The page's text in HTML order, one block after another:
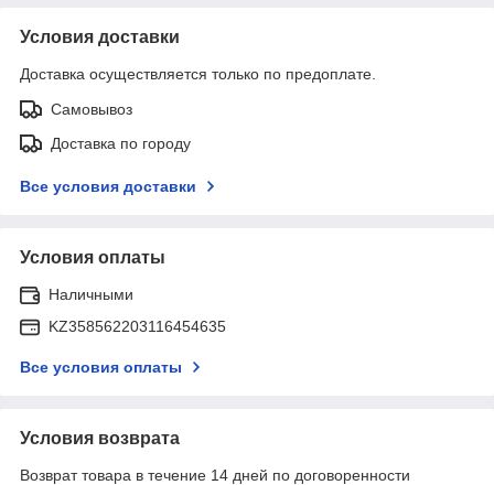
Условия доставки
Доставка осуществляется только по предоплате.
Самовывоз
Доставка по городу
Все условия доставки
Условия оплаты
Наличными
KZ358562203116454635
Все условия оплаты
Условия возврата
Возврат товара в течение 14 дней по договоренности